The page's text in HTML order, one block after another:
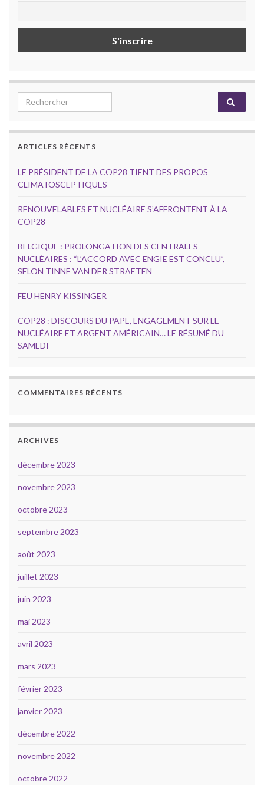
Search for:
ARTICLES RÉCENTS
LE PRÉSIDENT DE LA COP28 TIENT DES PROPOS
CLIMATOSCEPTIQUES
RENOUVELABLES ET NUCLÉAIRE S’AFFRONTENT À LA
COP28
BELGIQUE : PROLONGATION DES CENTRALES
NUCLÉAIRES : “L’ACCORD AVEC ENGIE EST CONCLU”,
SELON TINNE VAN DER STRAETEN
FEU HENRY KISSINGER
COP28 : DISCOURS DU PAPE, ENGAGEMENT SUR LE
NUCLÉAIRE ET ARGENT AMÉRICAIN… LE RÉSUMÉ DU
SAMEDI
COMMENTAIRES RÉCENTS
ARCHIVES
décembre 2023
novembre 2023
octobre 2023
septembre 2023
août 2023
juillet 2023
juin 2023
mai 2023
avril 2023
mars 2023
février 2023
janvier 2023
décembre 2022
novembre 2022
octobre 2022